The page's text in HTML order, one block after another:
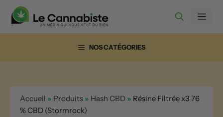
Aller
contenu
NOS CATÉGORIES
Accueil » Produits » Hash CBD » Résine Filtrée x3 76
% CBD (Stormrock)